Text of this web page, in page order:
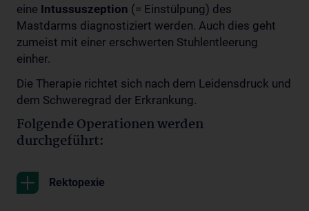
eine Intussuszeption (= Einstülpung) des
Mastdarms diagnostiziert werden. Auch dies geht
zumeist mit einer erschwerten Stuhlentleerung
einher.
Die Therapie richtet sich nach dem Leidensdruck und
dem Schweregrad der Erkrankung.
Folgende Operationen werden
durchgeführt:
Rektopexie